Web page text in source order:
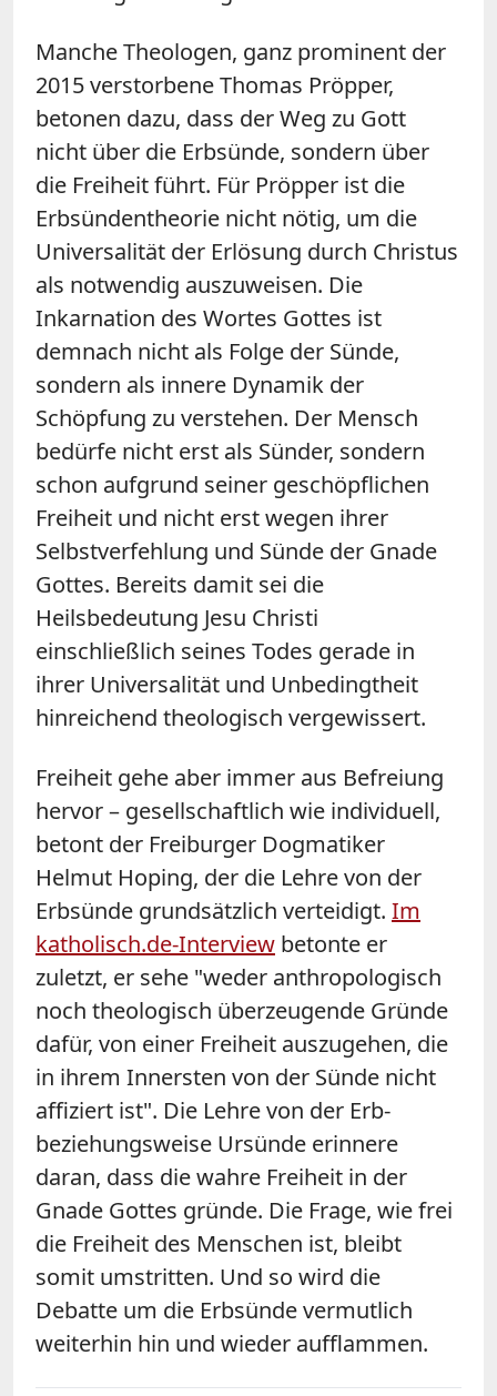
Manche Theologen, ganz prominent der
2015 verstorbene Thomas Pröpper,
betonen dazu, dass der Weg zu Gott
nicht über die Erbsünde, sondern über
die Freiheit führt. Für Pröpper ist die
Erbsündentheorie nicht nötig, um die
Universalität der Erlösung durch Christus
als notwendig auszuweisen. Die
Inkarnation des Wortes Gottes ist
demnach nicht als Folge der Sünde,
sondern als innere Dynamik der
Schöpfung zu verstehen. Der Mensch
bedürfe nicht erst als Sünder, sondern
schon aufgrund seiner geschöpflichen
Freiheit und nicht erst wegen ihrer
Selbstverfehlung und Sünde der Gnade
Gottes. Bereits damit sei die
Heilsbedeutung Jesu Christi
einschließlich seines Todes gerade in
ihrer Universalität und Unbedingtheit
hinreichend theologisch vergewissert.
Freiheit gehe aber immer aus Befreiung
hervor – gesellschaftlich wie individuell,
betont der Freiburger Dogmatiker
Helmut Hoping, der die Lehre von der
Erbsünde grundsätzlich verteidigt. Im
katholisch.de-Interview betonte er
zuletzt, er sehe "weder anthropologisch
noch theologisch überzeugende Gründe
dafür, von einer Freiheit auszugehen, die
in ihrem Innersten von der Sünde nicht
affiziert ist". Die Lehre von der Erb-
beziehungsweise Ursünde erinnere
daran, dass die wahre Freiheit in der
Gnade Gottes gründe. Die Frage, wie frei
die Freiheit des Menschen ist, bleibt
somit umstritten. Und so wird die
Debatte um die Erbsünde vermutlich
weiterhin hin und wieder aufflammen.